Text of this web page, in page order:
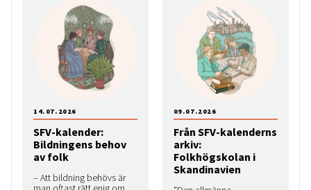
SFV-kalender:
Bildningens behov
av folk
– Att bildning behövs är
14.07.2026
Från SFV-kalenderns
arkiv:
Folkhögskolan i
Skandinavien
09.07.2026